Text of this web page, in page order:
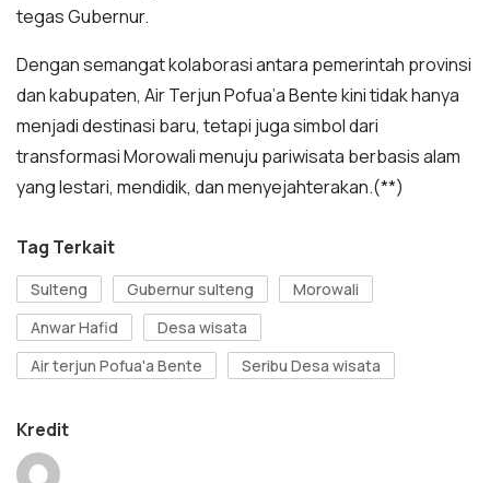
tegas Gubernur.
Dengan semangat kolaborasi antara pemerintah provinsi
dan kabupaten, Air Terjun Pofua’a Bente kini tidak hanya
menjadi destinasi baru, tetapi juga simbol dari
transformasi Morowali menuju pariwisata berbasis alam
yang lestari, mendidik, dan menyejahterakan.(**)
Tag Terkait
Sulteng Gubernur sulteng
Morowali
Anwar Hafid
Desa wisata
Air terjun Pofua'a Bente
Seribu Desa wisata
Kredit